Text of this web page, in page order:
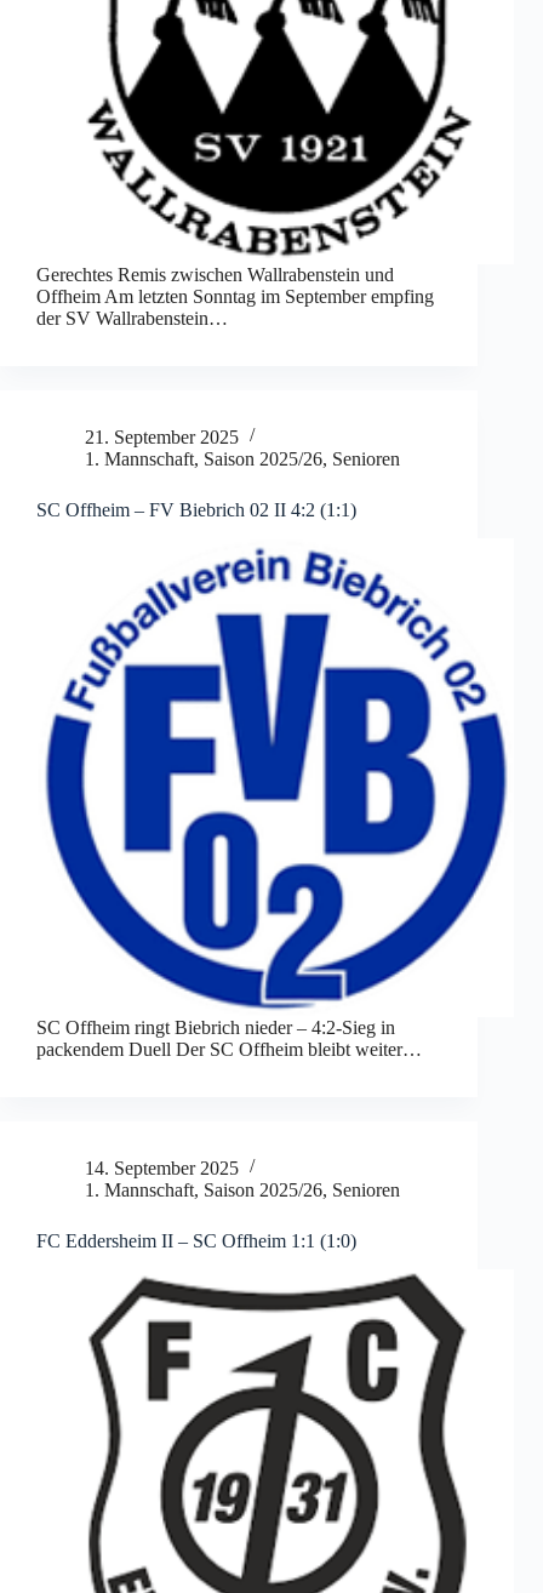
Gerechtes Remis zwischen Wallrabenstein und
Offheim Am letzten Sonntag im September empfing
der SV Wallrabenstein…
21. September 2025
1. Mannschaft, Saison 2025/26, Senioren
SC Offheim – FV Biebrich 02 II 4:2 (1:1)
SC Offheim ringt Biebrich nieder – 4:2-Sieg in
packendem Duell Der SC Offheim bleibt weiter…
14. September 2025
1. Mannschaft, Saison 2025/26, Senioren
FC Eddersheim II – SC Offheim 1:1 (1:0)